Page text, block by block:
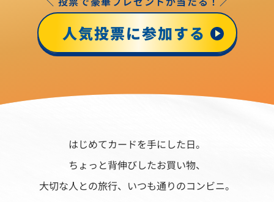
人気投票に参加する
はじめてカードを手にした日。
ちょっと背伸びしたお買い物、
大切な人との旅行、いつも通りのコンビニ。